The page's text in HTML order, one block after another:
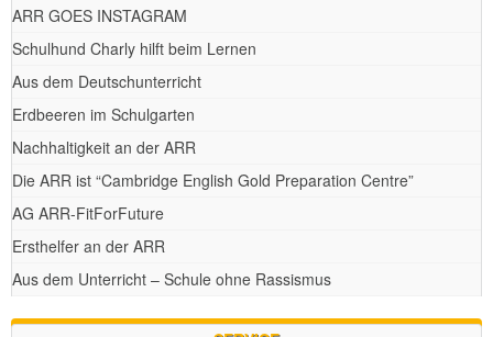
ARR GOES INSTAGRAM
Schulhund Charly hilft beim Lernen
Aus dem Deutschunterricht
Erdbeeren im Schulgarten
Nachhaltigkeit an der ARR
Die ARR ist “Cambridge English Gold Preparation Centre”
AG ARR-FitForFuture
Ersthelfer an der ARR
Aus dem Unterricht – Schule ohne Rassismus